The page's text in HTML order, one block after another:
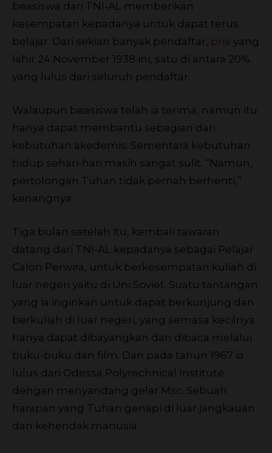
beasiswa dari TNI-AL memberikan
kesempatan kepadanya untuk dapat terus
belajar. Dari sekian banyak pendaftar, pria yang
lahir 24 November 1938 ini, satu di antara 20%
yang lulus dari seluruh pendaftar.
Walaupun beasiswa telah ia terima, namun itu
hanya dapat membantu sebagian dari
kebutuhan akedemis. Sementara kebutuhan
hidup sehari-hari masih sangat sulit. “Namun,
pertolongan Tuhan tidak pernah berhenti,”
kenangnya.
Tiga bulan setelah itu, kembali tawaran
datang dari TNI-AL kepadanya sebagai Pelajar
Calon Perwira, untuk berkesempatan kuliah di
luar negeri yaitu di Uni Soviet. Suatu tantangan
yang ia inginkan untuk dapat berkunjung dan
berkuliah di luar negeri, yang semasa kecilnya
hanya dapat dibayangkan dan dibaca melalui
buku-buku dan film. Dan pada tahun 1967 ia
lulus dari Odessa Polyrechnical Institute
dengan menyandang gelar Msc. Sebuah
harapan yang Tuhan genapi di luar jangkauan
dan kehendak manusia.